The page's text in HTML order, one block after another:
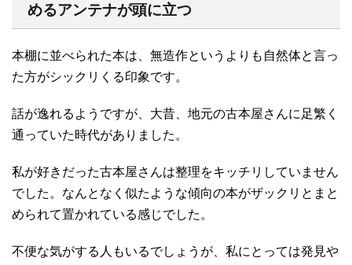
めるアンテナが頭に立つ
本棚に並べられた本は、無造作というよりも自然体と言っ
た方がシックリくる印象です。
話が逸れるようですが、大昔、地元の古本屋さんに足繁く
通っていた時代がありました。
私が好きだった古本屋さんは整理をキッチリしていません
でした。なんとなく似たような傾向の本がザックリとまと
められて置かれている感じでした。
不便な気がする人もいるでしょうが、私にとっては発見や